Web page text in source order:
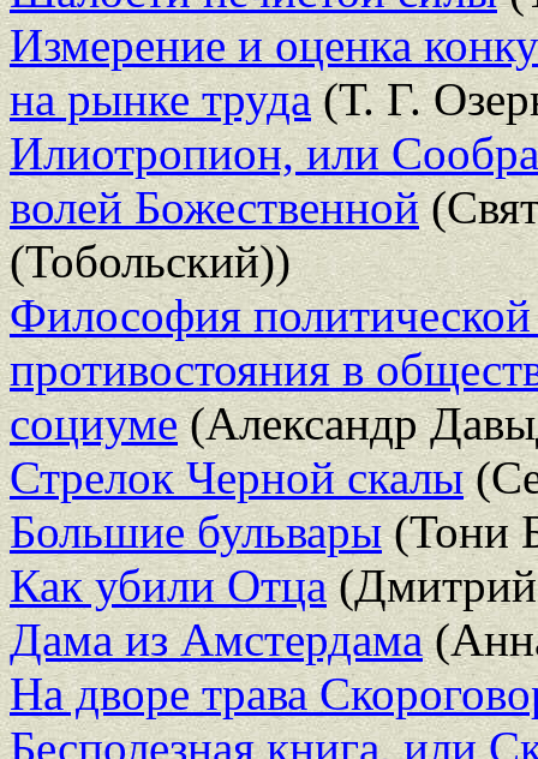
Измерение и оценка
на рынке труда(Т. Г.
Илиотропион, или
волей Божественной
(Тобольский))
Философия
противостояния в
социуме(Александр
Стрелок Черной скалы
Большие бульвары(Тони
Как убили Отца
Дама из Амстердама
На дворе трава
Бесполезная книга, или